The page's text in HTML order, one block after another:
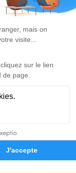
de devis
Ouen-l'Aumône
de rendez-vous en